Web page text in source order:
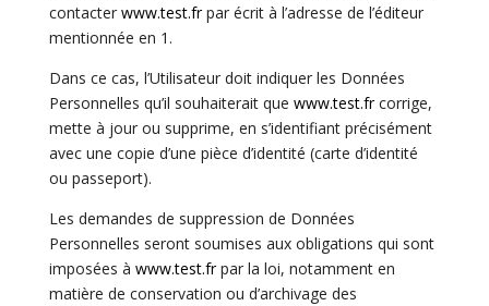
contacter www.test.fr par écrit à l’adresse de l’éditeur
mentionnée en 1.
Dans ce cas, l’Utilisateur doit indiquer les Données
Personnelles qu’il souhaiterait que www.test.fr corrige,
mette à jour ou supprime, en s’identifiant précisément
avec une copie d’une pièce d’identité (carte d’identité
ou passeport).
Les demandes de suppression de Données
Personnelles seront soumises aux obligations qui sont
imposées à www.test.frpar la loi, notamment en
matière de conservation ou d’archivage des